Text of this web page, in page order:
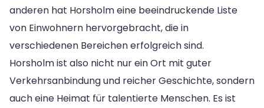
anderen hat Horsholm eine beeindruckende Liste
von Einwohnern hervorgebracht, die in
verschiedenen Bereichen erfolgreich sind.
Horsholm ist also nicht nur ein Ort mit guter
Verkehrsanbindung und reicher Geschichte, sondern
auch eine Heimat für talentierte Menschen. Es ist